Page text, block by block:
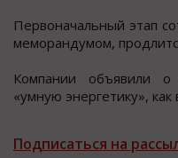
Первоначальный этап
меморандумом,
Компании объявили о
«умную энергетику»,
Подписаться на